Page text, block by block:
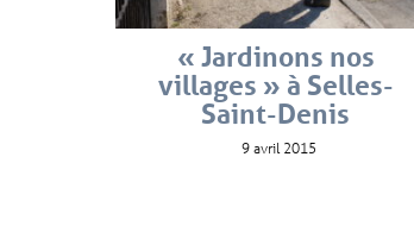
« Jardinons nos
villages » à Selles-
Saint-Denis
9 avril 2015